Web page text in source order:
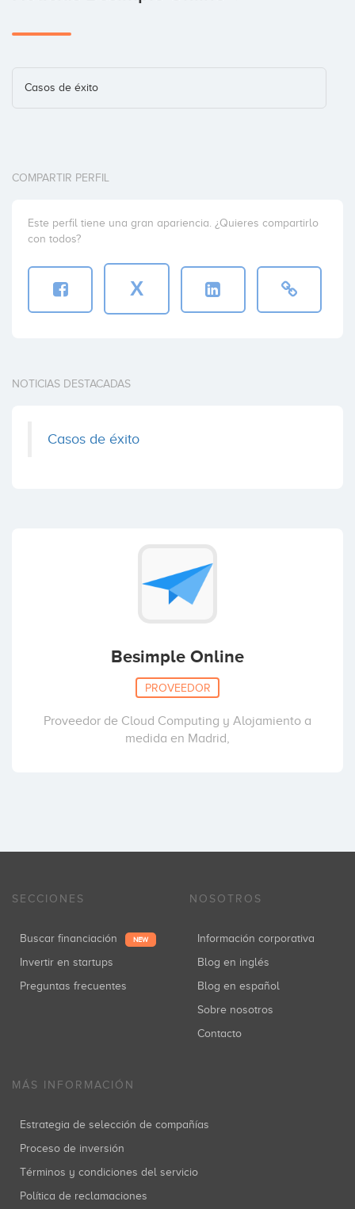
Casos de éxito
COMPARTIR PERFIL
Este perfil tiene una gran apariencia. ¿Quieres compartirlo
con todos?
X
NOTICIAS DESTACADAS
Casos de éxito
Besimple Online
PROVEEDOR
Proveedor de Cloud Computing y Alojamiento a
medida en Madrid,
SECCIONES
Buscar financiación NEW
Invertir en startups
Preguntas frecuentes
NOSOTROS
Información corporativa
Blog en inglés
Blog en español
Sobre nosotros
Contacto
MÁS INFORMACIÓN
Estrategia de selección de compañías
Proceso de inversión
Términos y condiciones del servicio
Política de reclamaciones